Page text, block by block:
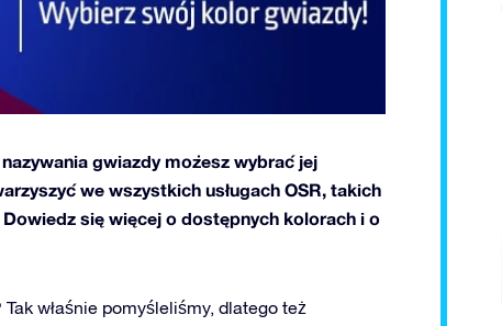
gwiazdy możesz wybrać jej
we wszystkich usługach OSR, takich
się więcej o dostępnych kolorach i o
właśnie pomyśleliśmy, dlatego też